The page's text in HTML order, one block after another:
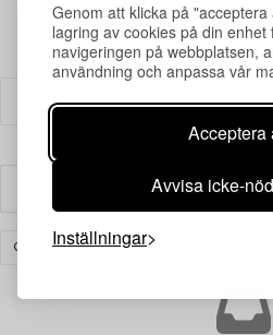
Genom att klicka på
lagring av cookies på din
navigeringen på webbplatsen,
användning och anpassa vår
Acceptera
Avvisa icke-
Inställningar
Filter
GLAS RENSA ALLA